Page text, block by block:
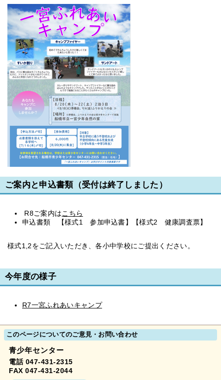
ご案内と申込書類（受付は終了しました）
R8ご案内はこちら
申込書類 【様式1 参加申込書】【様式2 健康調査票】
様式1,2をご記入いただき、各小中学校にご提出ください。
今年度の様子
R7一宮ふれあいキャンプ
このページについてのご意見・お問い合わせ
青少年センター
電話 047-431-2315
FAX 047-431-2044